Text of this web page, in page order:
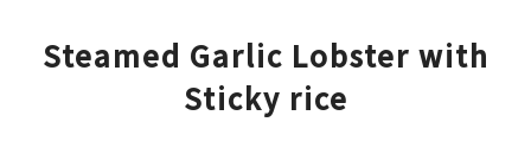
Steamed Garlic Lobster with
Sticky rice